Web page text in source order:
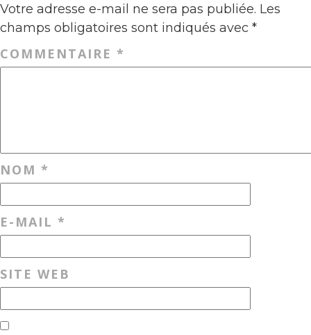
Votre adresse e-mail ne sera pas publiée. Les
champs obligatoires sont indiqués avec *
COMMENTAIRE *
NOM *
E-MAIL *
SITE WEB